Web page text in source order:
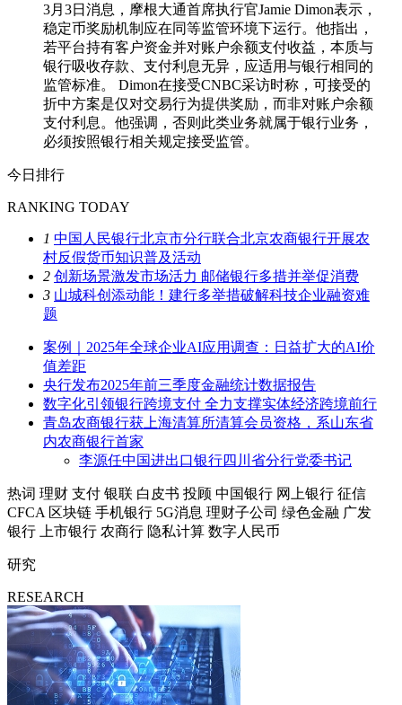
3月3日消息，摩根大通首席执行官Jamie Dimon表示，
稳定币奖励机制应在同等监管环境下运行。他指出，
若平台持有客户资金并对账户余额支付收益，本质与
银行吸收存款、支付利息无异，应适用与银行相同的
监管标准。 Dimon在接受CNBC采访时称，可接受的
折中方案是仅对交易行为提供奖励，而非对账户余额
支付利息。他强调，否则此类业务就属于银行业务，
必须按照银行相关规定接受监管。
今日排行
RANKING TODAY
1 中国人民银行北京市分行联合北京农商银行开展农
村反假货币知识普及活动
2 创新场景激发市场活力 邮储银行多措并举促消费
3 山城科创添动能！建行多举措破解科技企业融资难
题
案例｜2025年全球企业AI应用调查：日益扩大的AI价
值差距
央行发布2025年前三季度金融统计数据报告
数字化引领银行跨境支付 全力支撑实体经济跨境前行
青岛农商银行获上海清算所清算会员资格，系山东省
内农商银行首家
李源任中国进出口银行四川省分行党委书记
热词 理财 支付 银联 白皮书 投顾 中国银行 网上银行 征信
CFCA 区块链 手机银行 5G消息 理财子公司 绿色金融 广发
银行
上市银行 农商行 隐私计算 数字人民币
研究
RESEARCH